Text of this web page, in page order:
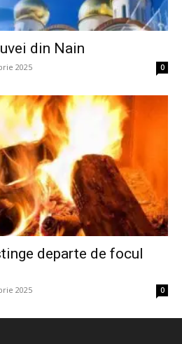
din Nain
2025 0
departe de focul
2025 0